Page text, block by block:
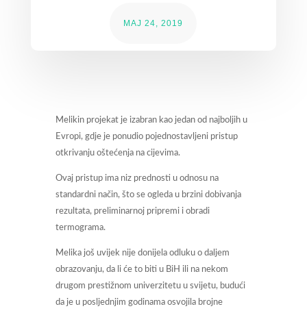
MAJ 24, 2019
Melikin projekat je izabran kao jedan od najboljih u
Evropi, gdje je ponudio pojednostavljeni pristup
otkrivanju oštećenja na cijevima.
Ovaj pristup ima niz prednosti u odnosu na
standardni način, što se ogleda u brzini dobivanja
rezultata, preliminarnoj pripremi i obradi
termograma.
Melika još uvijek nije donijela odluku o daljem
obrazovanju, da li će to biti u BiH ili na nekom
drugom prestižnom univerzitetu u svijetu, budući
da je u posljednjim godinama osvojila brojne